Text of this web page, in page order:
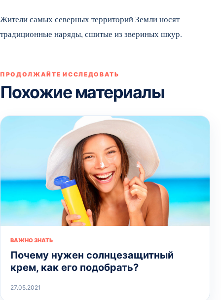
Жители самых северных территорий Земли носят
традиционные наряды, сшитые из звериных шкур.
ПРОДОЛЖАЙТЕ ИССЛЕДОВАТЬ
Похожие материалы
ВАЖНО ЗНАТЬ
Почему нужен солнцезащитный
крем, как его подобрать?
27.05.2021